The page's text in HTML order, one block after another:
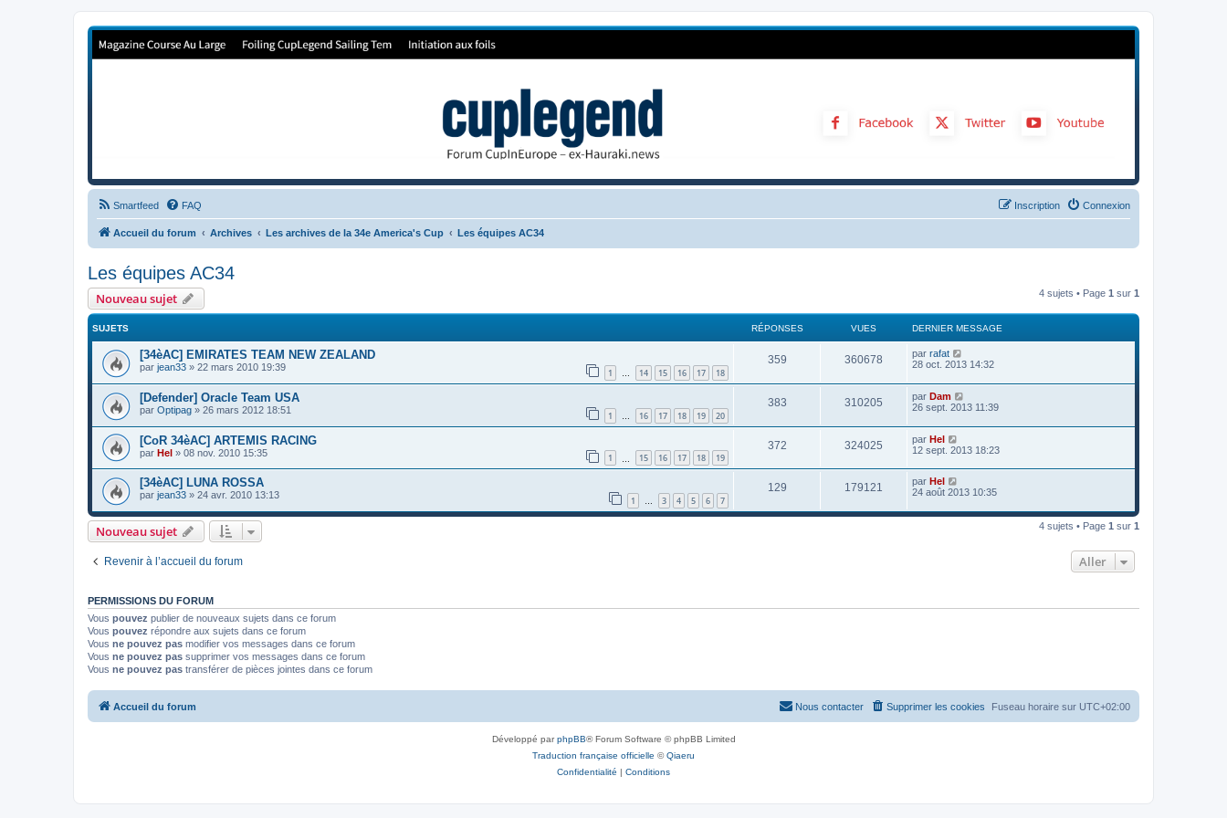
Forum de Cup In Europe
Smartfeed FAQ Connexion
Inscription
Accueil du forum Archives Les archives de la 34e America's Cup Les équipes AC34
Les équipes AC34
Nouveau sujet 4 sujets • Page 1 sur 1
SUJETS RÉPONSES VUES DERNIER MESSAGE
[34èAC] EMIRATES TEAM NEW ZEALAND
par jean33 » 22 mars 2010 19:39 1 … 14 15 16 17 18
359 360678 par rafat
28 oct. 2013 14:32
[Defender] Oracle Team USA
par Optipag » 26 mars 2012 18:51 1 … 16 17 18 19 20
383 310205 par Dam
26 sept. 2013 11:39
[CoR 34èAC] ARTEMIS RACING
par Hel » 08 nov. 2010 15:35 1 15 16 17 18 19
372 324025 par Hel
12 sept. 2013 18:23
[34èAC] LUNA ROSSA
par jean33 » 24 avr. 2010 13:13 1 … 3 4 5 6 7
129 179121 par Hel
24 août 2013 10:35
Nouveau sujet 4 sujets • Page 1 sur 1
Revenir à l’accueil du forum Aller
PERMISSIONS DU FORUM
Vous pouvez publier de nouveaux sujets dans ce forum
Vous pouvez répondre aux sujets dans ce forum
Vous ne pouvez pas modifier vos messages dans ce forum
Vous ne pouvez pas supprimer vos messages dans ce forum
Vous ne pouvez pas transférer de pièces jointes dans ce forum
Accueil du forum Fuseau horaire sur UTC+02:00
Supprimer les cookies
Nous contacter
Développé parphpBB® Forum Software © phpBB Limited
Traduction française officielle ©Qiaeru
Confidentialité
Conditions